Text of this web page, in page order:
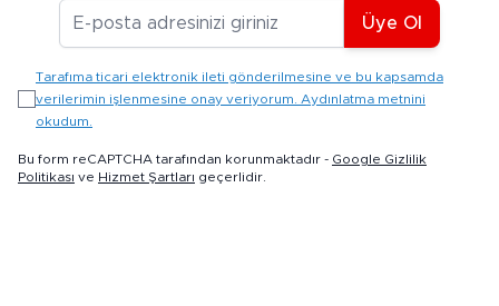
E-posta Adresiniz
Üye Ol
Tarafıma ticari elektronik ileti gönderilmesine ve bu kapsamda
verilerimin işlenmesine onay veriyorum. Aydınlatma metnini
okudum.
Bu form reCAPTCHA tarafından korunmaktadır - Google Gizlilik
Politikası ve Hizmet Şartları geçerlidir.